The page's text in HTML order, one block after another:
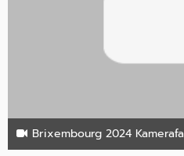
Brixembourg 2024
16. Juli 2024